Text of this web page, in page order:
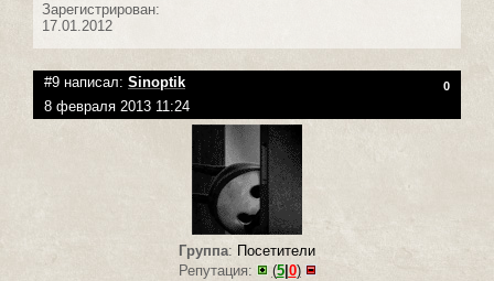
Зарегистрирован:
17.01.2012
#9 написал: Sinoptik 0
8 февраля 2013 11:24
Группа: Посетители
Репутация:
(5| 0)